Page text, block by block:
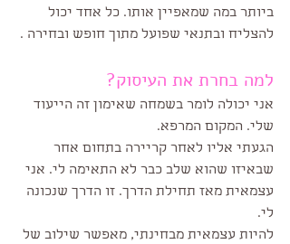
ביותר במה שמאפיין אותו. כל אחד יכול
להצליח ובתנאי שפועל מתוך חופש ובחירה .
למה בחרת את העיסוק?
אני יכולה לומר בשמחה שאימון זה הייעוד
שלי. המקום המרפא.
הגעתי אליו לאחר קריירה בתחום אחר
שבאיזו שהוא שלב כבר לא התאימה לי. אני
עצמאית מאז תחילת הדרך. זו הדרך שנכונה
לי.
להיות עצמאית מבחינתי, מאפשר שילוב של